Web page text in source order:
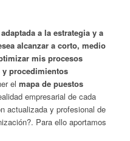
a la estrategia y a
alcanzar a corto, medio
mis procesos
procedimientos
el mapa de puestos
empresarial de cada
actualizada y profesional de
Para ello aportamos